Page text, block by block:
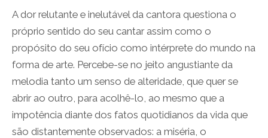
A dor relutante e inelutável da cantora questiona o
próprio sentido do seu cantar assim como o
propósito do seu ofício como intérprete do mundo na
forma de arte. Percebe-se no jeito angustiante da
melodia tanto um senso de alteridade, que quer se
abrir ao outro, para acolhê-lo, ao mesmo que a
impotência diante dos fatos quotidianos da vida que
são distantemente observados: a miséria, o